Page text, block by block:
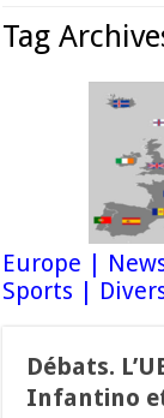
Tag
Europe |
Sports |
Débats.
Infantino